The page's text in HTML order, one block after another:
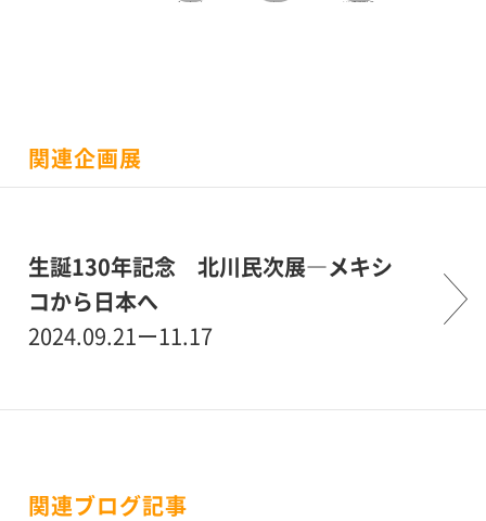
facebook twitter LINEで送る
関連企画展
生誕130年記念 北川民次展―メキシ
コから日本へ
2024.09.21ー11.17
関連ブログ記事